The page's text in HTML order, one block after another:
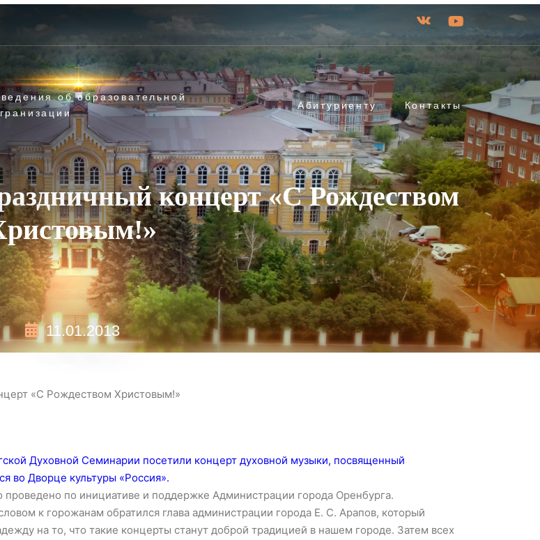
об образовательной
Абитуриенту Контакты
концерт «С Рождеством
11.01.2013
«С Рождеством Христовым!»
Духовной Семинарии посетили концерт духовной музыки, посвященный
во Дворце культуры «Россия».
по инициативе и поддержке Администрации города Оренбурга.
к горожанам обратился глава администрации города Е. С. Арапов, который
на то, что такие концерты станут доброй традицией в нашем городе. Затем всех